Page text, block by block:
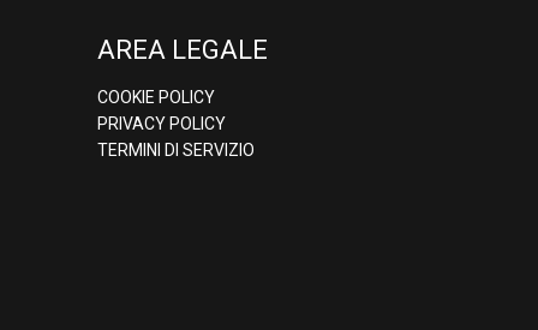
AREA LEGALE
COOKIE POLICY
PRIVACY POLICY
TERMINI DI SERVIZIO